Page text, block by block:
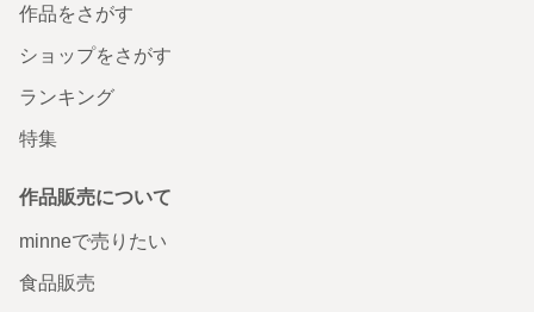
作品をさがす
ショップをさがす
ランキング
特集
作品販売について
minneで売りたい
食品販売